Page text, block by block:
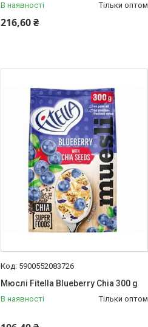
В наявності Тільки оптом
216,60 ₴
5900552083726
Мюслі Fitella Blueberry Chia 300 g
В наявності Тільки оптом